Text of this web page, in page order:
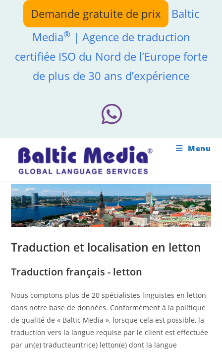
Demande gratuite de prix
Baltic
Media®| Agence de traduction
certifiée ISO du Nord de l’Europe forte
de plus de 30 ans d’expérience
Menu
Traduction et localisation en letton
Traduction français - letton
Nous comptons plus de 20 spécialistes linguistes en letton
dans notre base de données. Conformément à la politique
de qualité de « Baltic Media », lorsque cela est possible, la
traduction vers la langue requise par le client est effectuée
par un(e) traducteur(trice) letton(e) dont la langue